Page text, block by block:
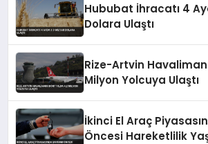
Hububat İhracatı 4
Dolara Ulaştı
Rize-Artvin
Milyon Yolcuya Ulaştı
İkinci El Araç
Öncesi Hareketlilik